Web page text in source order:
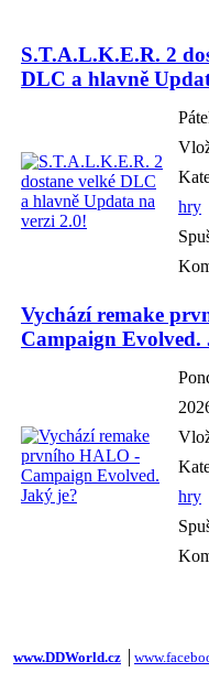
S.T.A.L.K.E.R. 2
DLC a hlavně
hry
Vychází remake
Campaign Evolved.
hry
www.DDWorld.cz